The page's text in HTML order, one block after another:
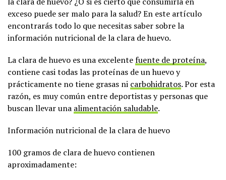
exceso puede ser malo para la salud? En este artículo
encontrarás todo lo que necesitas saber sobre la
información nutricional de la clara de huevo.
La clara de huevo es una excelentefuente de proteína,
contiene casi todas las proteínas de un huevo y
prácticamente no tiene grasas ni carbohidratos. Por esta
razón, es muy común entre deportistas y personas que
buscan llevar una alimentación saludable.
Información nutricional de la clara de huevo
100 gramos de clara de huevo contienen
aproximadamente: